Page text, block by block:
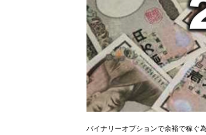
バイナリーオプションで余裕で稼ぐ